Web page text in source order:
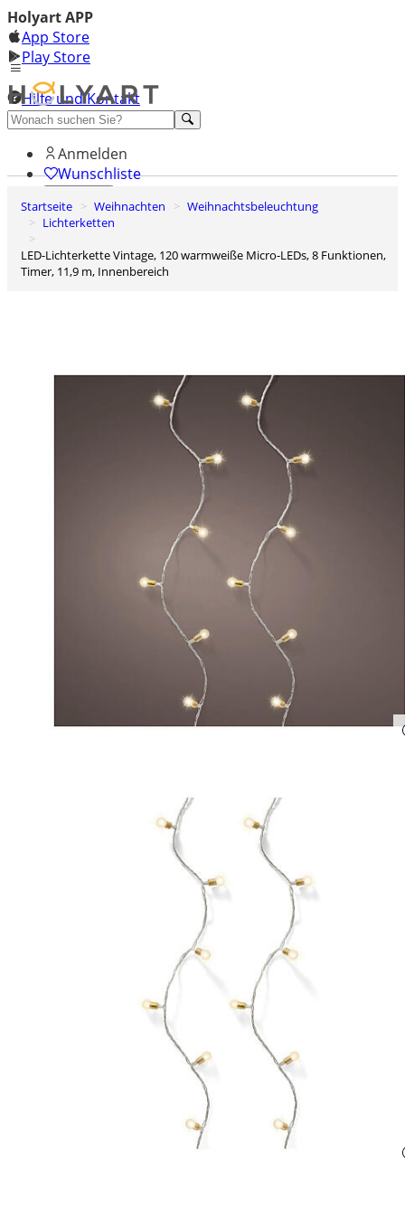
Holyart APP
App Store
Play Store
Hilfe und Kontakt
Entdecken Sie Premium
Anmelden
Wunschliste
0
Warenkorb
Startseite Weihnachten
Weihnachtsbeleuchtung
Lichterketten
LED-Lichterkette Vintage, 120 warmweiße Micro-LEDs, 8 Funktionen,
Timer, 11,9 m, Innenbereich